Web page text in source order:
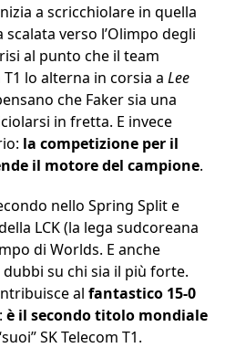
a scricchiolare in quella
verso l’Olimpo degli
al punto che il team
lo alterna in corsia a Lee
che Faker sia una
in fretta. E invece
la competizione per il
il motore del campione.
nello Spring Split e
LCK (la lega sudcoreana
di Worlds. E anche
su chi sia il più forte.
al fantastico 15-0
è il secondo titolo mondiale
SK Telecom T1.